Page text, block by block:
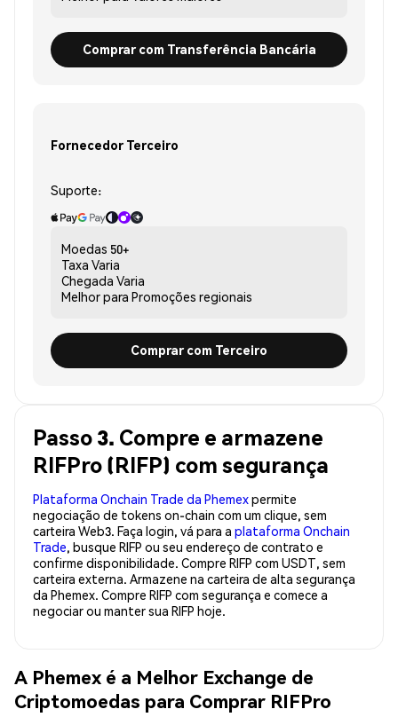
Comprar com Transferência Bancária
Fornecedor Terceiro
Suporte:
Moedas 50+
Taxa Varia
Chegada Varia
Melhor para Promoções regionais
Comprar com Terceiro
Passo 3. Compre e armazene
RIFPro (RIFP) com segurança
Plataforma Onchain Trade da Phemexpermite
negociação de tokens on-chain com um clique, sem
carteira Web3. Faça login, vá para a plataforma Onchain
Trade, busque RIFP ou seu endereço de contrato e
confirme disponibilidade. Compre RIFP com USDT, sem
carteira externa. Armazene na carteira de alta segurança
da Phemex. Compre RIFP com segurança e comece a
negociar ou manter sua RIFP hoje.
A Phemex é a Melhor Exchange de
Criptomoedas para Comprar RIFPro